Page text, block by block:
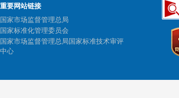
重要网站链接
国家市场监督管理总局
国家标准化管理委员会
国家市场监督管理总局国家标准技术审评
中心